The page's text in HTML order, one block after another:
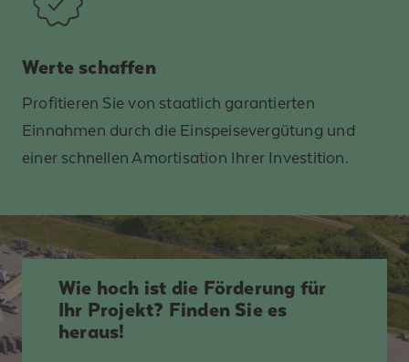
Werte schaffen
Profitieren Sie von staatlich garantierten
Einnahmen durch die Einspeisevergütung und
einer schnellen Amortisation Ihrer Investition.
Wie hoch ist die Förderung für
Ihr Projekt? Finden Sie es
heraus!